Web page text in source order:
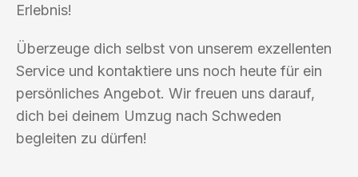
Erlebnis!
Überzeuge dich selbst von unserem exzellenten
Service und kontaktiere uns noch heute für ein
persönliches Angebot. Wir freuen uns darauf,
dich bei deinem Umzug nach Schweden
begleiten zu dürfen!